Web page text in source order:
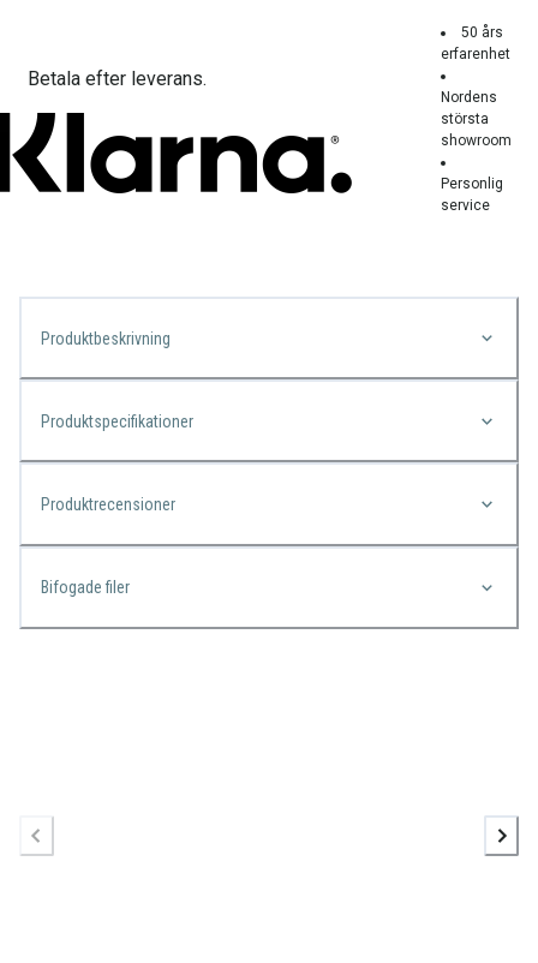
Betala efter leverans.
50 års
erfarenhet
Nordens
största
showroom
Personlig
service
Produktbeskrivning
Produktspecifikationer
Produktrecensioner
Bifogade filer